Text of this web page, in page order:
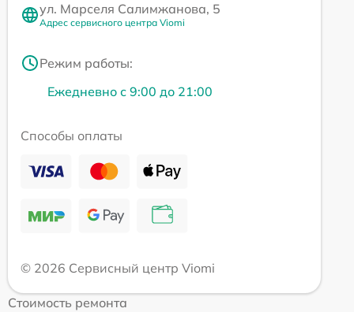
ул. Марселя Салимжанова, 5
Адрес сервисного центра Viomi
Режим работы:
Ежедневно с 9:00 до 21:00
Способы оплаты
© 2026 Сервисный центр Viomi
Стоимость ремонта